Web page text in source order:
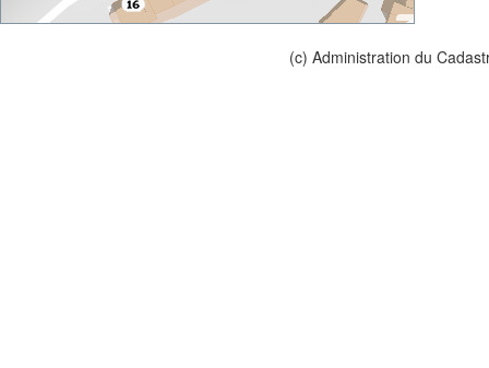
(c) Administration du